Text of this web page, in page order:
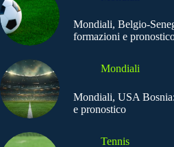
Mondiali, Belgio-
formazioni e
Mondiali
Mondiali, USA
e pronostico
Tennis